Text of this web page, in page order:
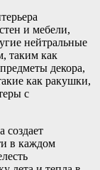
и мебели,
нейтральные
таким как
декора,
как ракушки,
с
создает
в каждом